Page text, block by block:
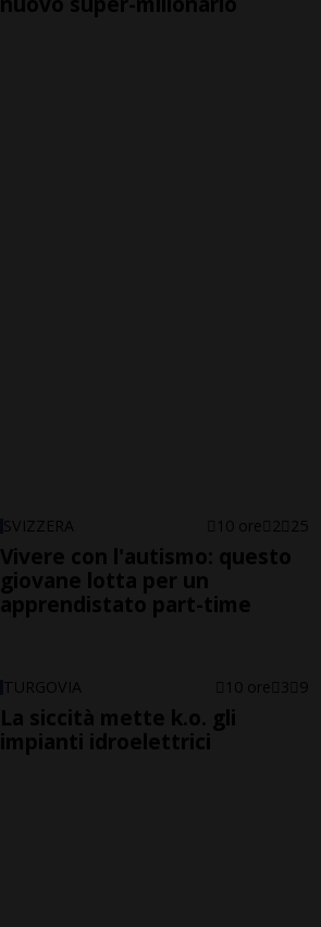
SVIZZERA 10 ore 2 25
Vivere con l'autismo: questo
giovane lotta per un
apprendistato part-time
TURGOVIA 10 ore 3 9
La siccità mette k.o. gli
impianti idroelettrici